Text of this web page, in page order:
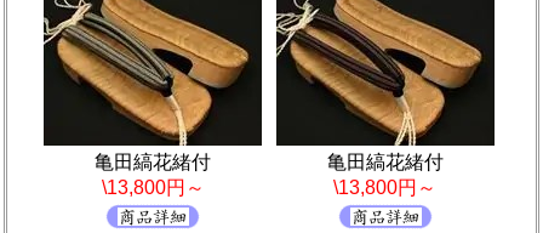
亀田縞花緒付
\13,800円～
亀田縞花緒付
\13,800円～